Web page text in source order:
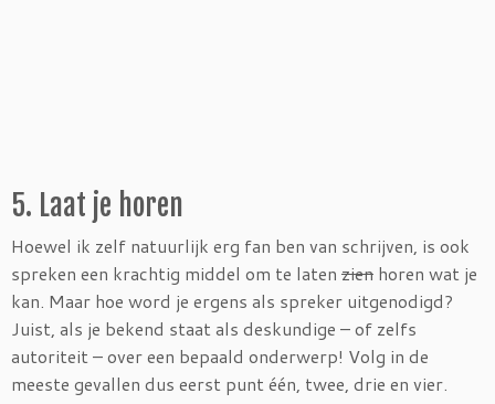
5. Laat je horen
Hoewel ik zelf natuurlijk erg fan ben van schrijven, is ook
spreken een krachtig middel om te laten zien horen wat je
kan. Maar hoe word je ergens als spreker uitgenodigd?
Juist, als je bekend staat als deskundige – of zelfs
autoriteit – over een bepaald onderwerp! Volg in de
meeste gevallen dus eerst punt één, twee, drie en vier.